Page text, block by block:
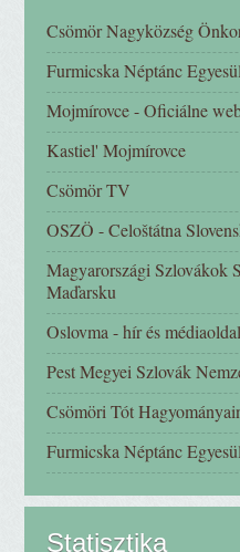
Csömör Nagyközség
Furmicska Néptánc
Mojmírovce - Oficiálne
Kastiel' Mojmírovce
Csömör TV
OSZÖ - Celoštátna
Magyarországi Szlovákok
Maďarsku
Oslovma - hír és médiaoldal
Pest Megyei Szlovák
Csömöri Tót
Furmicska Néptánc
Statisztika